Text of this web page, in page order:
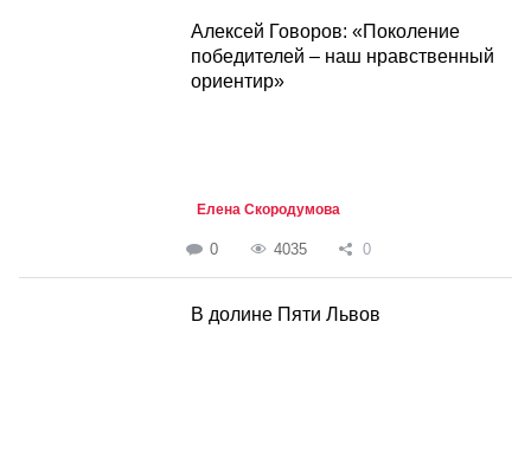
Алексей Говоров: «Поколение
победителей – наш нравственный
ориентир»
Елена Скородумова
0 4035 0
В долине Пяти Львов